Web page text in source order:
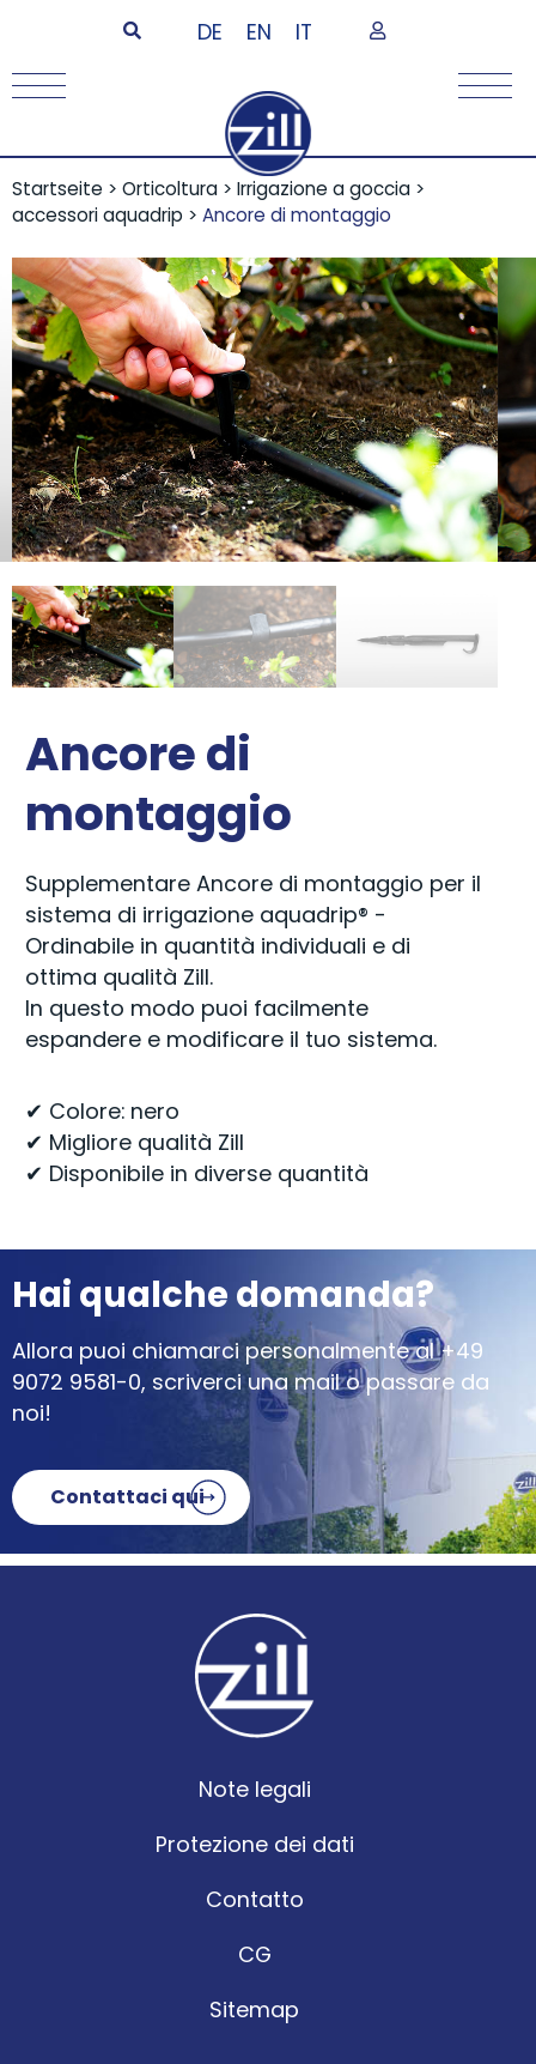
DE EN IT
Startseite > Orticoltura > Irrigazione a goccia >
accessori aquadrip > Ancore di montaggio
Ancore di
montaggio
Supplementare Ancore di montaggio per il
sistema di irrigazione aquadrip® -
Ordinabile in quantità individuali e di
ottima qualità Zill.
In questo modo puoi facilmente
espandere e modificare il tuo sistema.
✔ Colore: nero
✔ Migliore qualità Zill
✔ Disponibile in diverse quantità
Hai qualche domanda?
Allora puoi chiamarci personalmente al+49
9072 9581-0, scriverci una mail o passare da
noi!
Contattaci qui
Note legali
Protezione dei dati
Contatto
CG
Sitemap